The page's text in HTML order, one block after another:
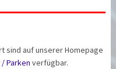
sind auf unserer Homepage
Parken verfügbar.